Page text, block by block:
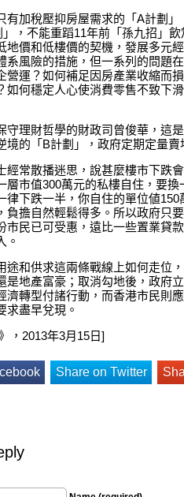
有加稅壓抑房屋需求的「A計劃
，不能重蹈11年前「孫九招」
地價和低樓價的契機，發展多元
系風險的措施，但一系列的問題
營運？如何補足因房產業收縮而
如何穩定人心使消費零售不致下
守理財哲學的財政司曾俊華，這
境的「B計劃」，政府定期定量賣
經常散播迷思，說甚麼樓市下跌
層市值300萬元的私樓自住，要
律下跌一半，你自住的單位値
負擔自然輕鬆得多。所以政府只
市民已可受惠，遠比一些置業貸
。
途和供求這兩條戰線上如何走位
是地產富豪；取消勾地後，政府
濟轉型付諸行動，而香港市民則
求盡早兌現。
，2013年3月15日]
Share on Twitter